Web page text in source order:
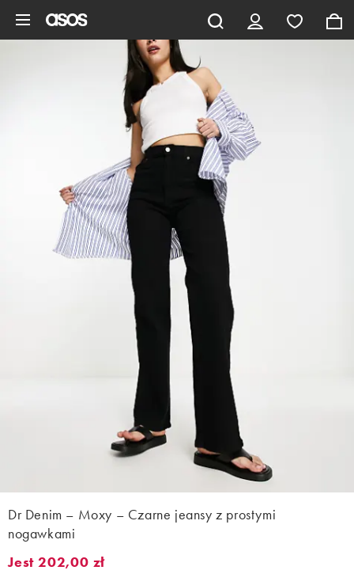
Dr Denim – Moxy – Czarne jeansy z prostymi
nogawkami
Jest 202,00 zł. Najlepsza cena od 30 dni 130,00 zł (+56%).
Jest 202,00 zł